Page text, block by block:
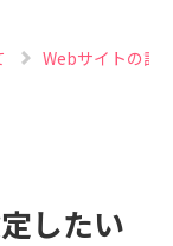
Webサイトの設
したい